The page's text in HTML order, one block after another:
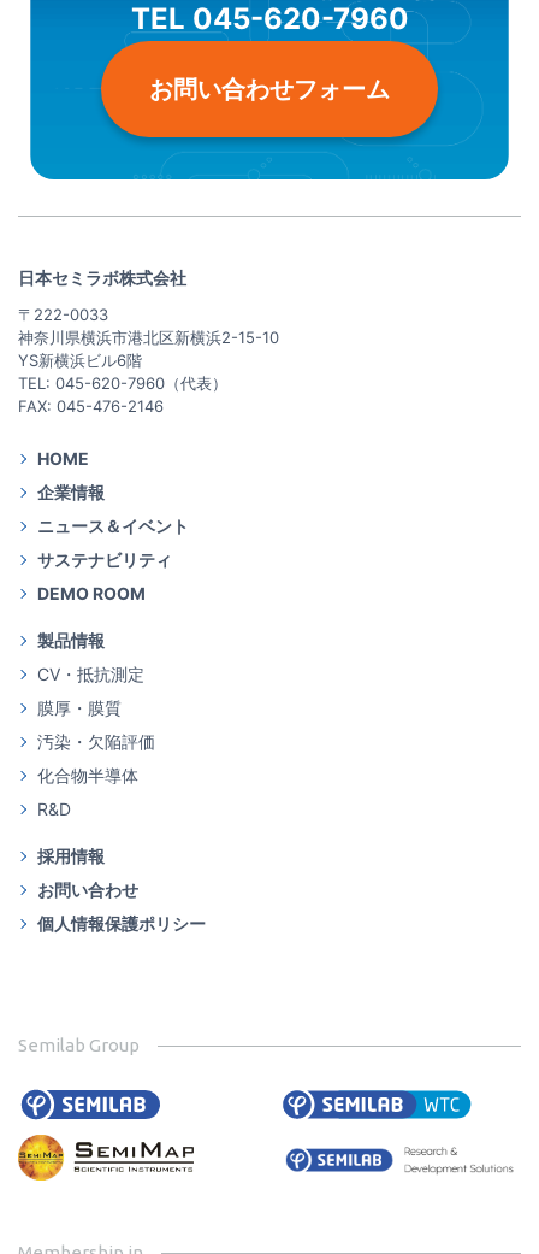
TEL 045-620-7960
お問い合わせフォーム
日本セミラボ株式会社
〒222-0033
神奈川県横浜市港北区新横浜2-15-10
YS新横浜ビル6階
TEL: 045-620-7960（代表）
FAX: 045-476-2146
HOME
企業情報
ニュース＆イベント
サステナビリティ
DEMO ROOM
製品情報
CV・抵抗測定
膜厚・膜質
汚染・欠陥評価
化合物半導体
R&D
採用情報
お問い合わせ
個人情報保護ポリシー
Semilab Group